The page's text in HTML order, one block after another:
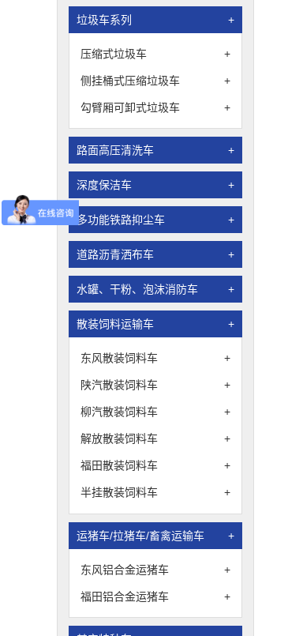
垃圾车系列 +
压缩式垃圾车 +
侧挂桶式压缩垃圾车 +
勾臂厢可卸式垃圾车 +
路面高压清洗车 +
深度保洁车 +
多功能铁路抑尘车 +
道路沥青洒布车 +
水罐、干粉、泡沫消防车 +
散装饲料运输车 +
东风散装饲料车 +
陕汽散装饲料车 +
柳汽散装饲料车 +
解放散装饲料车 +
福田散装饲料车 +
半挂散装饲料车 +
运猪车/拉猪车/畜禽运输车 +
东风铝合金运猪车 +
福田铝合金运猪车 +